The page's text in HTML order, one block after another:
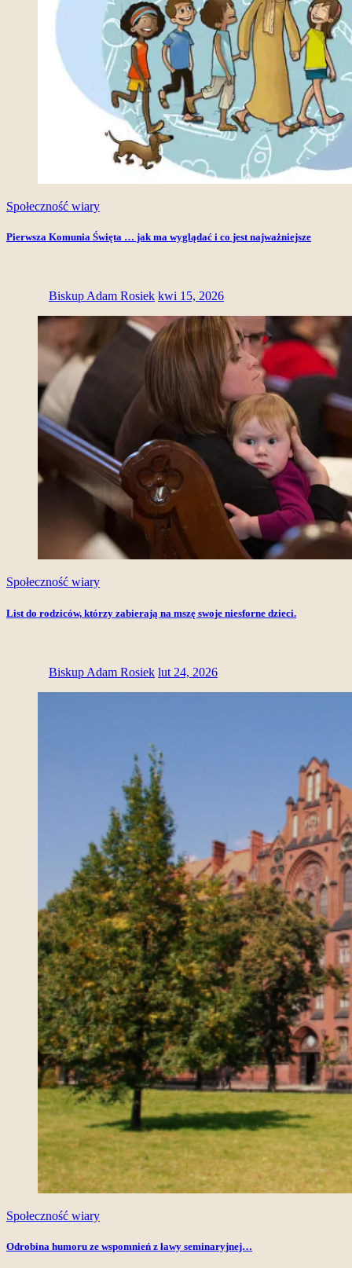
Społeczność wiary
Pierwsza Komunia Święta … jak ma wyglądać i co jest najważniejsze
Biskup Adam Rosiek kwi 15, 2026
Społeczność wiary
List do rodziców, którzy zabierają na mszę swoje niesforne dzieci.
Biskup Adam Rosiek lut 24, 2026
Społeczność wiary
Odrobina humoru ze wspomnień z ławy seminaryjnej…